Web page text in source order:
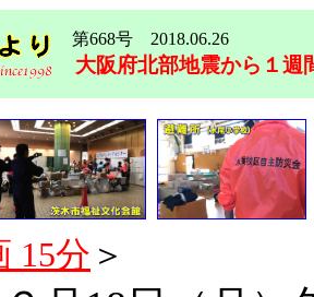
第668号 2018.06.26
大阪府北部地震から１週
15分 ＞